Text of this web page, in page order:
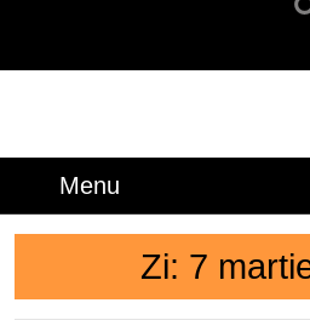
Menu
Zi: 7